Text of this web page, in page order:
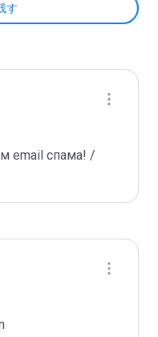
す
email спама! /